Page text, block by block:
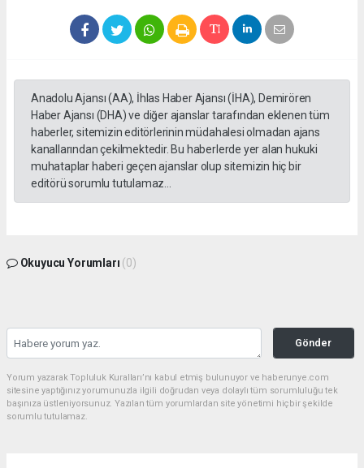
Anadolu Ajansı (AA), İhlas Haber Ajansı (İHA), Demirören
Haber Ajansı (DHA) ve diğer ajanslar tarafından eklenen tüm
haberler, sitemizin editörlerinin müdahalesi olmadan ajans
kanallarından çekilmektedir. Bu haberlerde yer alan hukuki
muhataplar haberi geçen ajanslar olup sitemizin hiç bir
editörü sorumlu tutulamaz...
Okuyucu Yorumları (0)
Gönder
Yorum yazarak Topluluk Kuralları’nı kabul etmiş bulunuyor ve haberunye.com
sitesine yaptığınız yorumunuzla ilgili doğrudan veya dolaylı tüm sorumluluğu tek
başınıza üstleniyorsunuz. Yazılan tüm yorumlardan site yönetimi hiçbir şekilde
sorumlu tutulamaz.